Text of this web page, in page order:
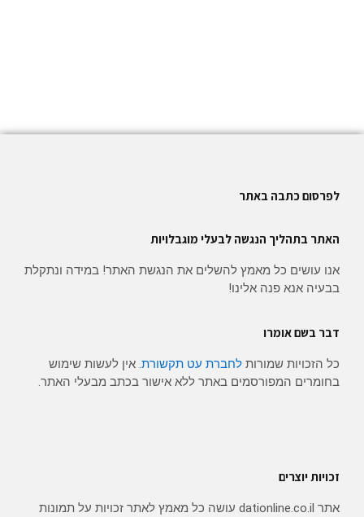
לפרסום כתבה באתר
האתר בתהליך הנגשה לבעלי מוגבלויות
אנו עושים כל מאמץ להשלים את הנגשת האתר! במידה ונתקלת
בבעיה אנא פנה אלינו!
דבר בשם אומרו
כל הזכויות שמורות לחברת עט תקשורת. אין לעשות שימוש
בחומרים המפורסמים באתר ללא אישור בכתב מבעלי האתר.
זכויות יוצרים
אתר dationline.co.il עושה כל מאמץ לאתר זכויות על תמונות